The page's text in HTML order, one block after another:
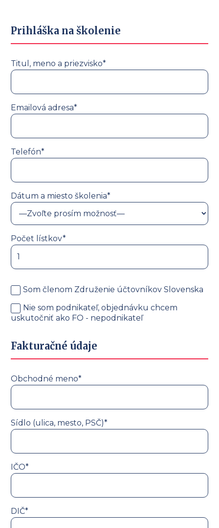
Prihláška na školenie
Titul, meno a priezvisko*
Emailová adresa*
Telefón*
Dátum a miesto školenia*
Počet lístkov*
Som členom Združenie účtovníkov Slovenska
Nie som podnikateľ, objednávku chcem
uskutočniť ako FO - nepodnikateľ
Fakturačné údaje
Obchodné meno*
Sídlo (ulica, mesto, PSČ)*
IČO*
DIČ*